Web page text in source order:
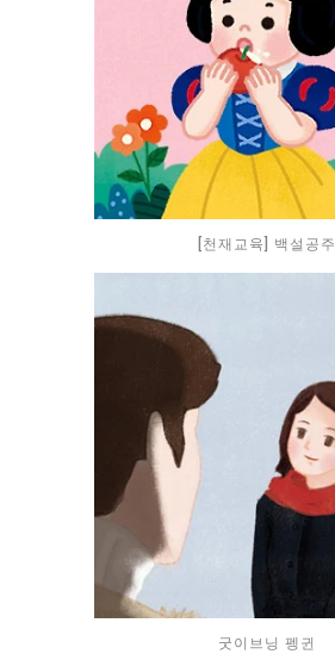
[천재교육] 백설공주
굿이브닝 펭귄